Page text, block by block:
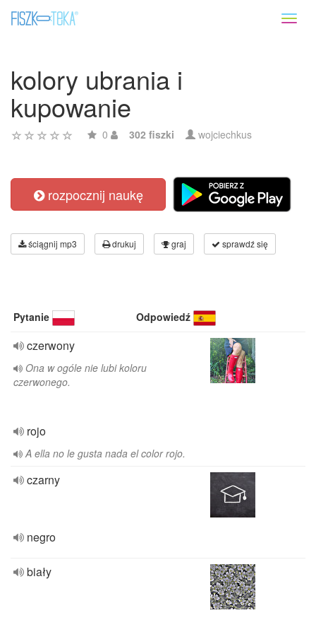
kolory ubrania i
kupowanie
0 302 fiszki wojciechkus
rozpocznij naukę
ściągnij mp3 drukuj graj sprawdź się
Pytanie Odpowiedź
czerwony
Ona w ogóle nie lubi koloru
czerwonego.
rojo
A ella no le gusta nada el color rojo.
czarny
negro
biały